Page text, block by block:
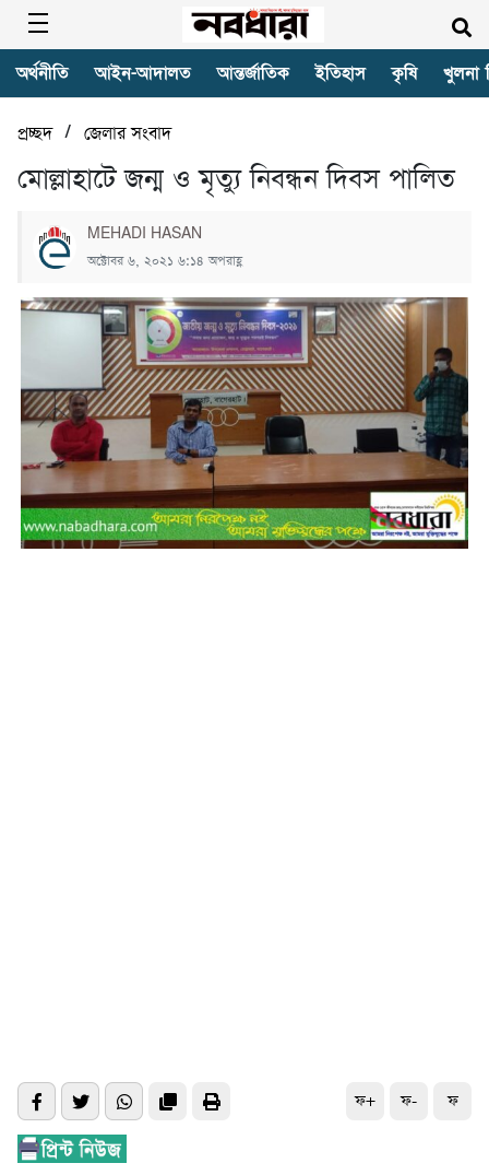
অর্থনীতি আইন-আদালত আন্তর্জাতিক ইতিহাস কৃষি খুলনা
প্রচ্ছদ/ জেলার সংবাদ
মোল্লাহাটে জন্ম ও মৃত্যু নিবন্ধন দিবস পালিত
MEHADI HASAN
অক্টোবর ৬, ২০২১ ৬:১৪ অপরাহ্ণ
ফ+ ফ- ফ